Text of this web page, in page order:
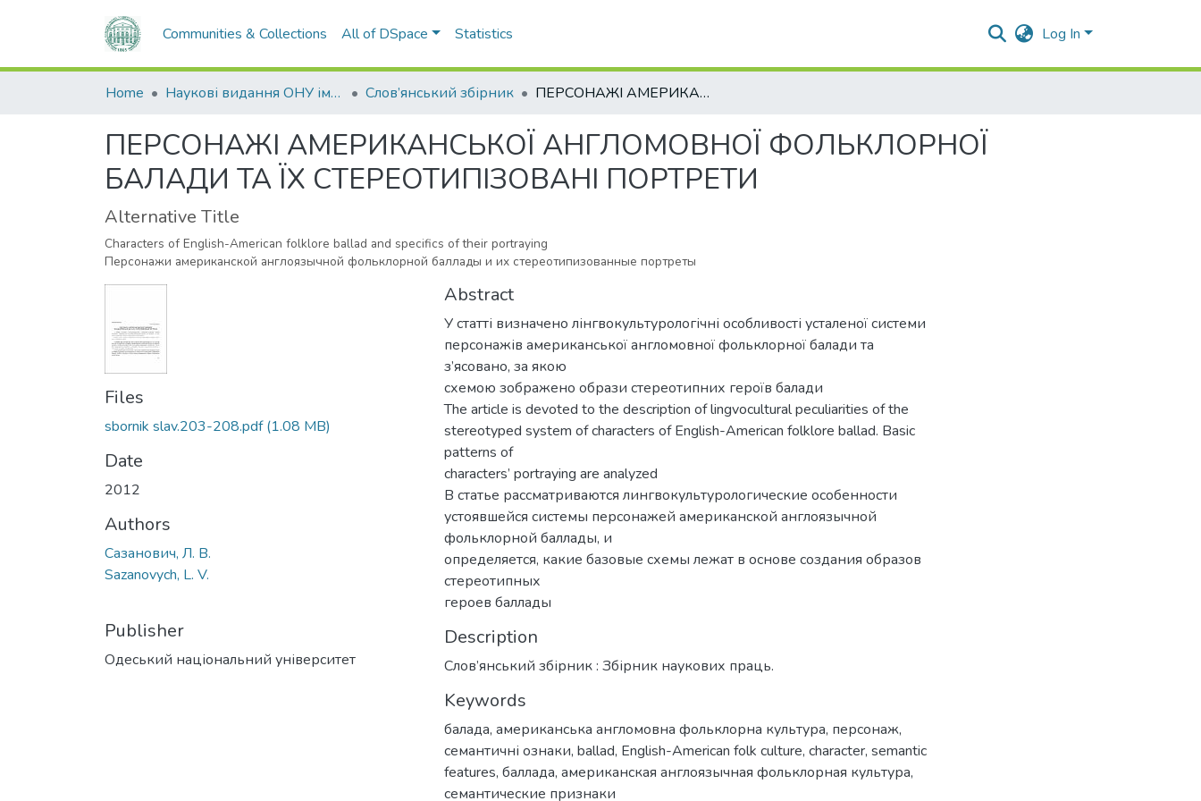
Communities & Collections All of DSpace Statistics Log In
Home Наукові видання ОНУ імені І. І. Мечникова Слов’янський збірник ПЕРСОНАЖІ АМЕРИКАНСЬКОЇ АНГЛОМОВНОЇ ФОЛЬКЛОРНОЇ БАЛАДИ ТА ЇХ СТЕРЕОТИПІЗОВАНІ ПОРТРЕТИ
ПЕРСОНАЖІ АМЕРИКАНСЬКОЇ АНГЛОМОВНОЇ ФОЛЬКЛОРНОЇ
БАЛАДИ ТА ЇХ СТЕРЕОТИПІЗОВАНІ ПОРТРЕТИ
Alternative Title
Characters of English-American folklore ballad and specifics of their portraying
Персонажи американской англоязычной фольклорной баллады и их стереотипизованные портреты
Files
sbornik slav.203-208.pdf(1.08 MB)
Date
2012
Authors
Сазанович, Л. В.
Sazanovych, L. V.
Publisher
Одеський національний університет
Abstract
У статті визначено лінгвокультурологічні особливості усталеної системи
персонажів американської англомовної фольклорної балади та
з’ясовано, за якою
схемою зображено образи стереотипних героїв балади
The article is devoted to the description of lingvocultural peculiarities of the
stereotyped system of characters of English-American folklore ballad. Basic
patterns of
characters’ portraying are analyzed
В статье рассматриваются лингвокультурологические особенности
устоявшейся системы персонажей американской англоязычной
фольклорной баллады, и
определяется, какие базовые схемы лежат в основе создания образов
стереотипных
героев баллады
Description
Слов’янський збірник : Збірник наукових праць.
Keywords
балада, американська англомовна фольклорна культура, персонаж,
семантичні ознаки, ballad, English-American folk culture, character, semantic
features, баллада, американская англоязычная фольклорная культура,
семантические признаки